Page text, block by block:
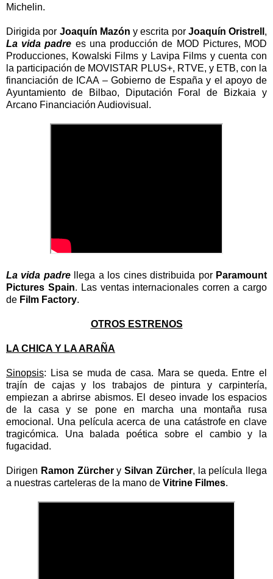
Michelin.
Dirigida por Joaquín Mazón y escrita por Joaquín Oristrell ,
La vida padre es una producción de MOD Pictures, MOD
Producciones, Kowalski Films y Lavipa Films y cuenta con
la participación de MOVISTAR PLUS+, RTVE, y ETB, con la
financiación de ICAA – Gobierno de España y el apoyo de
Ayuntamiento de Bilbao, Diputación Foral de Bizkaia y
Arcano Financiación Audiovisual.
La vida padrellega a los cines distribuida por Paramount
Pictures Spain. Las ventas internacionales corren a cargo
de Film Factory.
OTROS ESTRENOS
LA CHICA Y LA ARAÑA
Sinopsis: Lisa se muda de casa. Mara se queda. Entre el
trajín de cajas y los trabajos de pintura y carpintería,
empiezan a abrirse abismos. El deseo invade los espacios
de la casa y se pone en marcha una montaña rusa
emocional. Una película acerca de una catástrofe en clave
tragicómica. Una balada poética sobre el cambio y la
fugacidad.
Dirigen Ramon Zürchery Silvan Zürcher, la película llega
a nuestras carteleras de la mano de Vitrine Filmes.